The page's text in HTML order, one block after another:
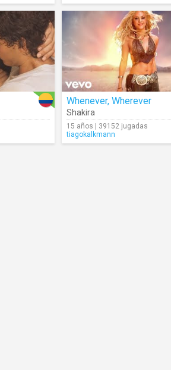
Whenever, Wherever
Shakira
15 años | 39152 jugadas
tiagokalkmann